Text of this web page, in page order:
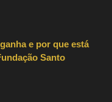
e por que está
Santo